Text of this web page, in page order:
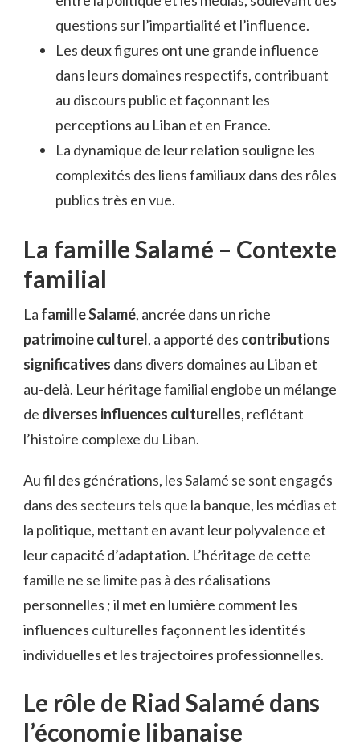
questions sur l’impartialité et l’influence.
Les deux figures ont une grande influence
dans leurs domaines respectifs, contribuant
au discours public et façonnant les
perceptions au Liban et en France.
La dynamique de leur relation souligne les
complexités des liens familiaux dans des rôles
publics très en vue.
La famille Salamé – Contexte
familial
La famille Salamé, ancrée dans un riche
patrimoine culturel, a apporté des contributions
significatives dans divers domaines au Liban et
au-delà. Leur héritage familial englobe un mélange
de diverses influences culturelles, reflétant
l’histoire complexe du Liban.
Au fil des générations, les Salamé se sont engagés
dans des secteurs tels que la banque, les médias et
la politique, mettant en avant leur polyvalence et
leur capacité d’adaptation. L’héritage de cette
famille ne se limite pas à des réalisations
personnelles ; il met en lumière comment les
influences culturelles façonnent les identités
individuelles et les trajectoires professionnelles.
Le rôle de Riad Salamé dans
l’économie libanaise